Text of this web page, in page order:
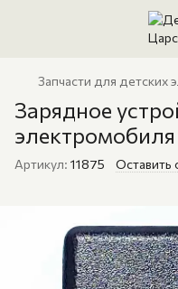
Запчасти для детских
Зарядное
Артикул: 11875 Оставить